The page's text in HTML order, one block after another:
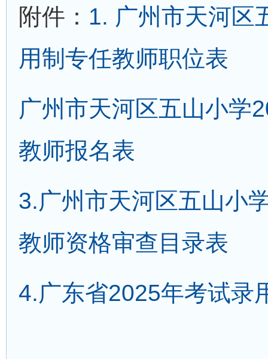
附件： 1. 广州市天河区
用制专任教师职位表
广州市天河区五山小学
教师报名表
3.广州市天河区五山小
教师资格审查目录表
4.广东省2025年考试录